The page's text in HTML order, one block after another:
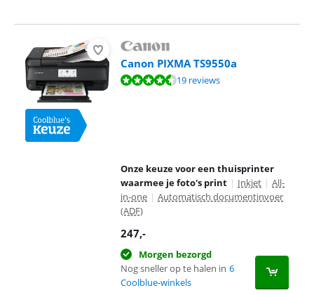
Canon PIXMA TS9550a
Beoordeling is 8,9 van de 10, gebaseerd op 19 reviews.
19 reviews
Onze keuze voor een thuisprinter
waarmee je foto's print | Inkjet | All-
in-one | Automatisch documentinvoer
(ADF)
247,-
Morgen bezorgd
Nog sneller op te halen in 6
Coolblue-winkels